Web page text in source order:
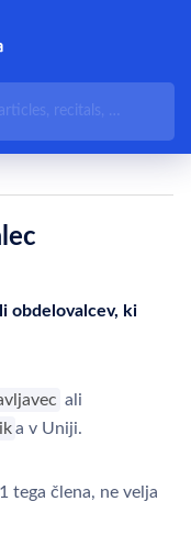
obdelovalcev, ki
ali
a v Uniji.
tega člena, ne velja